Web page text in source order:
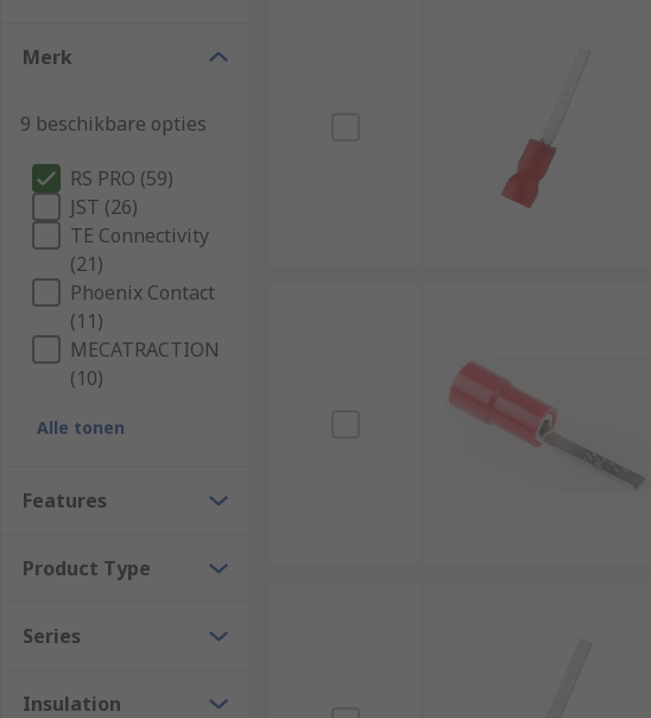
Merk
9 beschikbare opties
RS PRO (59)
JST (26)
TE Connectivity
(21)
Phoenix Contact
(11)
MECATRACTION
(10)
Alle tonen
Features
Product Type
Series
Insulation